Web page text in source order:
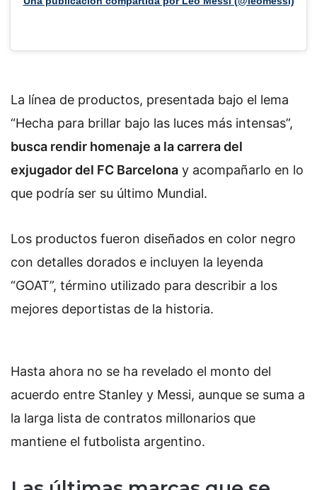
La línea de productos, presentada bajo el lema
“Hecha para brillar bajo las luces más intensas”,
busca rendir homenaje a la carrera del
exjugador del FC Barcelona y acompañarlo en lo
que podría ser su último Mundial.
Los productos fueron diseñados en color negro
con detalles dorados e incluyen la leyenda
“GOAT”, término utilizado para describir a los
mejores deportistas de la historia.
Hasta ahora no se ha revelado el monto del
acuerdo entre Stanley y Messi, aunque se suma a
la larga lista de contratos millonarios que
mantiene el futbolista argentino.